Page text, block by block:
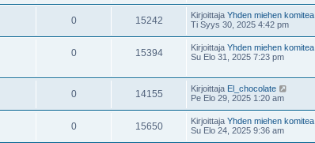
0 15242 Kirjoittaja Yhden miehen komitea
Ti Syys 30, 2025 4:42 pm
0 15394 Kirjoittaja Yhden miehen komitea
Su Elo 31, 2025 7:23 pm
0 14155 Kirjoittaja El_chocolate
Pe Elo 29, 2025 1:20 am
0 15650 Kirjoittaja Yhden miehen komitea
Su Elo 24, 2025 9:36 am